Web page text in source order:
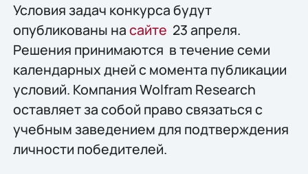
Условия задач конкурса будут
опубликованы насайте 23 апреля.
Решения принимаются в течение семи
календарных дней с момента публикации
условий. Компания Wolfram Research
оставляет за собой право связаться с
учебным заведением для подтверждения
личности победителей.